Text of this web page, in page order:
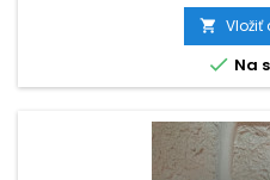
 Vložiť
 Na